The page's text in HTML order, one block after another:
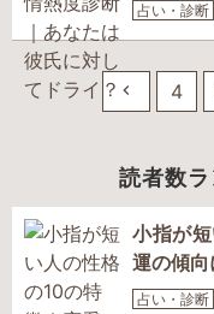
占い・診断
4
読者数
小指が
運の傾向
占い・診断